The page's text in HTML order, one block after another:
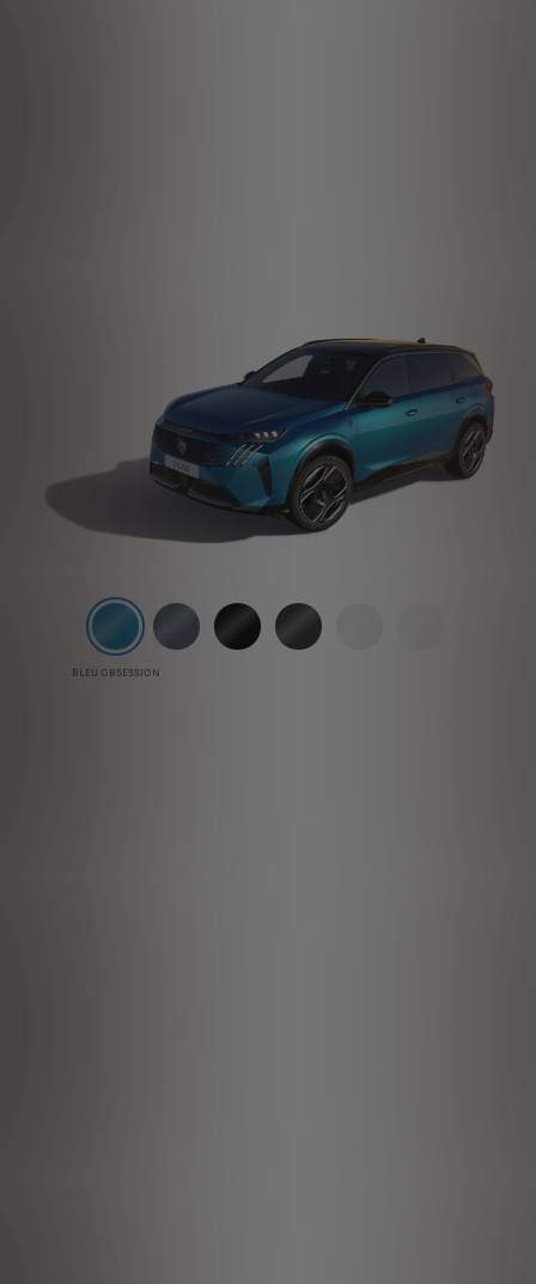
BLEU OBSESSION